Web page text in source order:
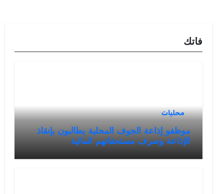
فاتك
محليات
موظفو إذاعة الجوف المحلية يطالبون بإنقاذ
الإذاعة وصرف مستحقاتهم المالية